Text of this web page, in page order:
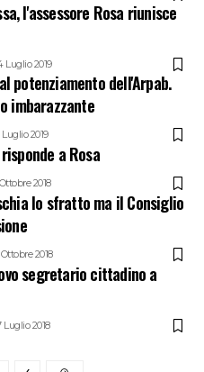
l'assessore Rosa riunisce
Luglio 2019
potenziamento dell'Arpab.
imbarazzante
Luglio 2019
a Rosa
2018
lo sfratto ma il Consiglio
2018
segretario cittadino a
Luglio 2018